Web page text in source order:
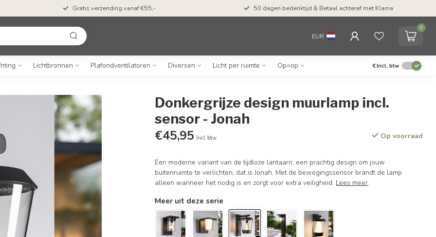
Gratis verzending vanaf €55,- 50 dagen bedenktijd & Betaal achteraf met Klarna
EUR
0
Lichtbronnen Plafondventilatoren Diversen Licht per ruimte Op=op €Incl. btw
Donkergrijze design muurlamp incl.
sensor - Jonah
€45,95 Incl. btw Op voorraad
Een moderne variant van de tijdloze lantaarn, een prachtig design om jouw
buitenruimte te verlichten, dat is Jonah. Met de bewegingssensor brandt de lamp
alleen wanneer het nodig is en zorgt voor extra veiligheid. Lees meer.
Meer uit deze serie